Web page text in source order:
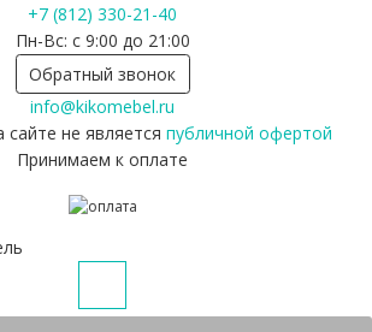
+7 (812) 330-21-40
Пн-Вс: с 9:00 до 21:00
Обратный звонок
info@kikomebel.ru
не является публичной офертой
Принимаем к оплате